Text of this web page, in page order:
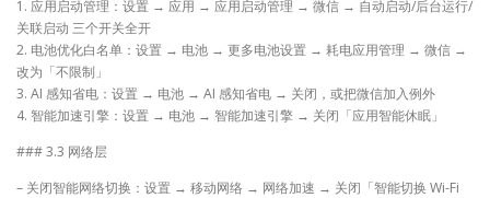
1. 应用启动管理：设置 → 应用 → 应用启动管理 → 微信 → 自动启动/后台运行/
关联启动 三个开关全开
2. 电池优化白名单：设置 → 电池 → 更多电池设置 → 耗电应用管理 → 微信 →
改为「不限制」
3. AI 感知省电：设置 → 电池 → AI 感知省电 → 关闭，或把微信加入例外
4. 智能加速引擎：设置 → 电池 → 智能加速引擎 → 关闭「应用智能休眠」
### 3.3 网络层
– 关闭智能网络切换：设置 → 移动网络 → 网络加速 → 关闭「智能切换 Wi-Fi